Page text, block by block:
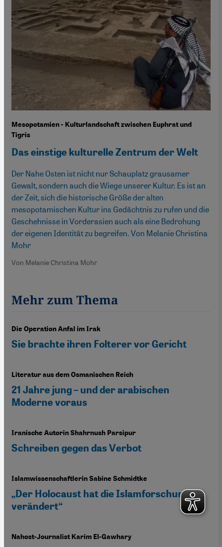
Mesopotamien - Kulturlandschaft zwischen Euphrat und
Tigris
Das einstige kulturelle Zentrum der Welt
Der Nahe Osten ist nicht nur Schauplatz grausamer
Gewalt, sondern auch die Wiege unserer Kultur. Es ist an
der Zeit, sich die historische Größe der alten
mesopotamischen Kultur ins Gedächtnis zu rufen und die
Geschehnisse in Vorderasien auch als eine Bedrohung
der eigenen Identität zu begreifen. Von Melanie Christina
Mohr
Von Melanie Christina Mohr
Mehr zum Thema
Die Operation Anfal im Irak
Sie brachte ihren Folterer vor Gericht
Literatur aus dem Osmanischen Reich
21 Jahre jung – und der arabischen
Moderne voraus
Iranische Autorin Shahrnush Parsipur
Schreiben gegen das Verbot
Islamwissenschaftlerin Sabine Schmidtke
„Der Holocaust hat die Islamforschung
verändert“
Nahost-Journalist Karim El-Gawhary